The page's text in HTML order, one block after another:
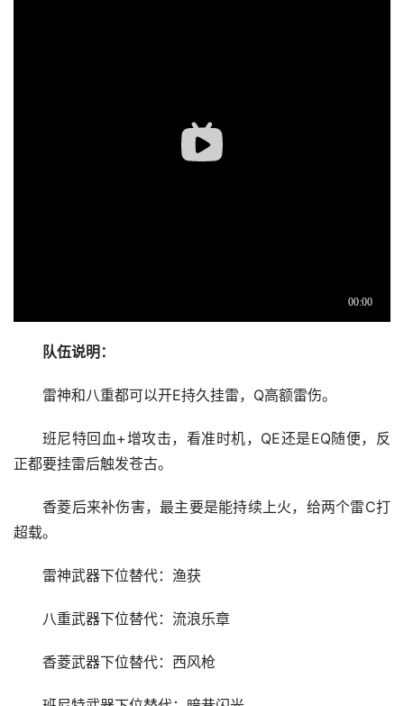
队伍说明：
雷神和八重都可以开E持久挂雷，Q高额雷伤。
班尼特回血+增攻击，看准时机，QE还是EQ随便，反
正都要挂雷后触发苍古。
香菱后来补伤害，最主要是能持续上火，给两个雷C打
超载。
雷神武器下位替代：渔获
八重武器下位替代：流浪乐章
香菱武器下位替代：西风枪